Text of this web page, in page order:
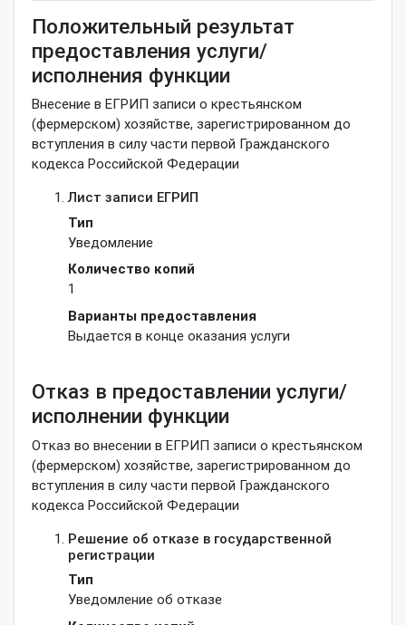
Положительный результат
предоставления услуги/
исполнения функции
Внесение в ЕГРИП записи о крестьянском
(фермерском) хозяйстве, зарегистрированном до
вступления в силу части первой Гражданского
кодекса Российской Федерации
Лист записи ЕГРИП
Тип
Уведомление
Количество копий
1
Варианты предоставления
Выдается в конце оказания услуги
Отказ в предоставлении услуги/
исполнении функции
Отказ во внесении в ЕГРИП записи о крестьянском
(фермерском) хозяйстве, зарегистрированном до
вступления в силу части первой Гражданского
кодекса Российской Федерации
Решение об отказе в государственной
регистрации
Тип
Уведомление об отказе